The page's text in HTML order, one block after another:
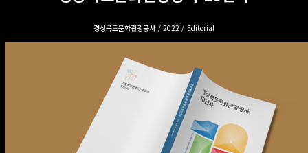
경상북도문화관광공사 / 2022 / Editorial